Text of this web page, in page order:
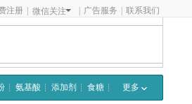
注册 微信关注 广告服务 联系我们
氨基酸 添加剂 食糖 更多